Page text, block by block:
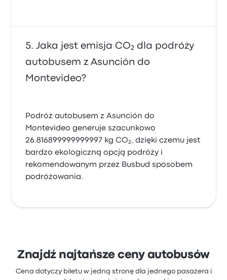
Jaka jest emisja CO₂ dla podróży
autobusem z Asunción do
Montevideo?
Podróż autobusem z Asunción do
Montevideo generuje szacunkowo
26.816899999999997 kg CO₂, dzięki czemu jest
bardzo ekologiczną opcją podróży i
rekomendowanym przez Busbud sposobem
podróżowania.
Znajdź najtańsze ceny autobusów
Cena dotyczy biletu w jedną stronę dla jednego pasażera i